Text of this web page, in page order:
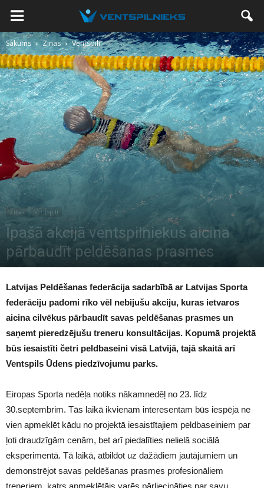
Sākums Ziņas Ventspilī
Ziņas Ventspilī
Īpašā akcijā ventspilniekus aicina
pārbaudīt peldēšanas prasmes
1230
Latvijas Peldēšanas federācija sadarbībā ar Latvijas Sporta
federāciju padomi rīko vēl nebijušu akciju, kuras ietvaros
aicina cilvēkus pārbaudīt savas peldēšanas prasmes un
saņemt pieredzējušu treneru konsultācijas. Kopumā projektā
būs iesaistīti četri peldbaseini visā Latvijā, tajā skaitā arī
Ventspils Ūdens piedzīvojumu parks.
Eiropas Sporta nedēļa notiks nākamnedēļ no 23. līdz
30.septembrim. Tās laikā ikvienam interesentam būs iespēja ne
vien apmeklēt kādu no projektā iesaistītajiem peldbaseiniem par
ļoti draudzīgām cenām, bet arī piedalīties nelielā sociālā
eksperimentā. Tā laikā, atbildot uz dažādiem jautājumiem un
demonstrējot savas peldēšanas prasmes profesionāliem
treneriem, katrs apmeklētājs varēs pārliecināties par savu